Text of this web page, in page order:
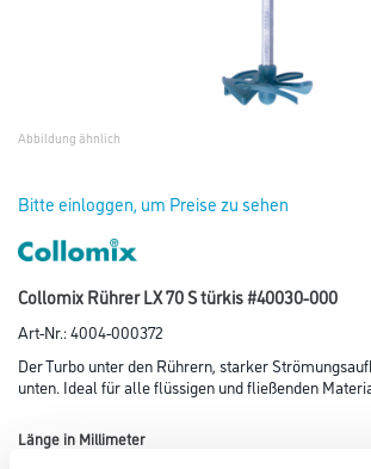
Abbildung ähnlich
Bitte einloggen, um Preise zu sehen
Collomix Rührer LX 70 S türkis #40030-000
Art-Nr.:4004-000372
Der Turbo unter den Rührern, starker
unten. Ideal für alle flüssigen und fließenden
Länge in Millimeter